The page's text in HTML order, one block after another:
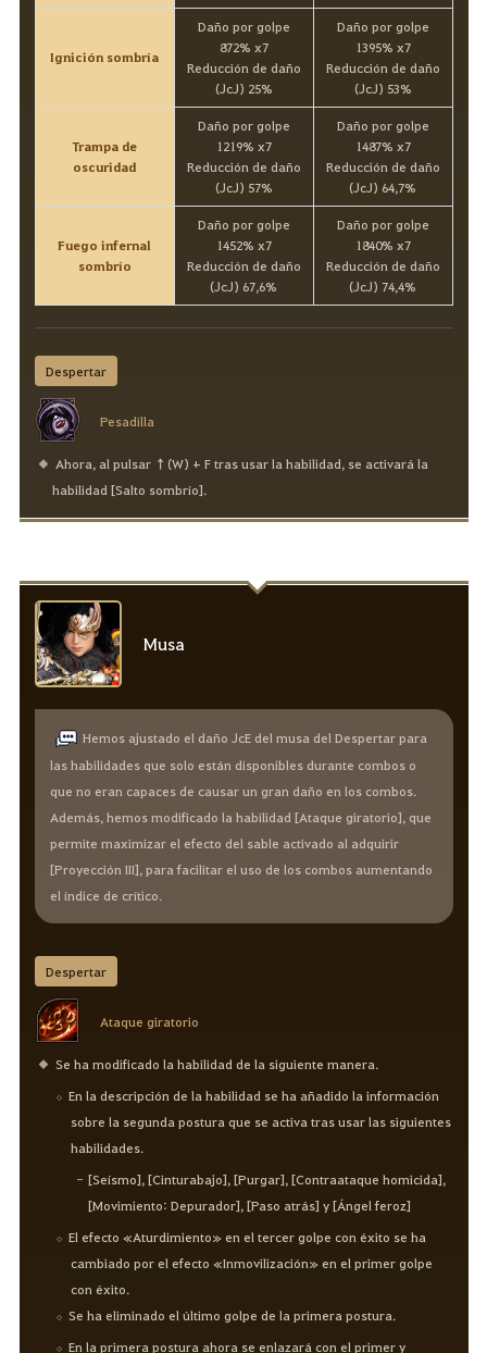
Ignición sombría
Daño por golpe
872% x7
Reducción de daño
(JcJ) 25%
Daño por golpe
1395% x7
Reducción de daño
(JcJ) 53%
Trampa de
oscuridad
Daño por golpe
1219% x7
Reducción de daño
(JcJ) 57%
Daño por golpe
1487% x7
Reducción de daño
(JcJ) 64,7%
Fuego infernal
sombrío
Daño por golpe
1452% x7
Reducción de daño
(JcJ) 67,6%
Daño por golpe
1840% x7
Reducción de daño
(JcJ) 74,4%
Despertar
Pesadilla
Ahora, al pulsar ↑(W) + F tras usar la habilidad, se activará la
habilidad [Salto sombrío].
Musa
Hemos ajustado el daño JcE del musa del Despertar para
las habilidades que solo están disponibles durante combos o
que no eran capaces de causar un gran daño en los combos.
Además, hemos modificado la habilidad [Ataque giratorio], que
permite maximizar el efecto del sable activado al adquirir
[Proyección III], para facilitar el uso de los combos aumentando
el índice de crítico.
Despertar
Ataque giratorio
Se ha modificado la habilidad de la siguiente manera.
En la descripción de la habilidad se ha añadido la información
sobre la segunda postura que se activa tras usar las siguientes
habilidades.
[Seísmo], [Cinturabajo], [Purgar], [Contraataque homicida],
[Movimiento: Depurador], [Paso atrás] y [Ángel feroz]
El efecto «Aturdimiento» en el tercer golpe con éxito se ha
cambiado por el efecto «Inmovilización» en el primer golpe
con éxito.
Se ha eliminado el último golpe de la primera postura.
En la primera postura ahora se enlazará con el primer y